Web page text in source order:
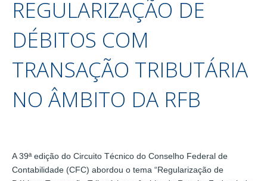
REGULARIZAÇÃO DE
DÉBITOS COM
TRANSAÇÃO TRIBUTÁRIA
NO ÂMBITO DA RFB
A 39ª edição do Circuito Técnico do Conselho Federal de
Contabilidade (CFC) abordou o tema “Regularização de